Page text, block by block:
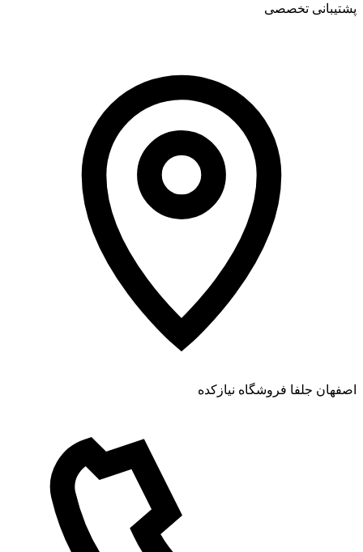
پشتیبانی تخصصی
اصفهان جلفا فروشگاه نیازکده